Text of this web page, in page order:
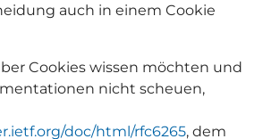
auch in einem Cookie
Cookies wissen möchten und
nicht scheuen,
doc/html/rfc6265, dem